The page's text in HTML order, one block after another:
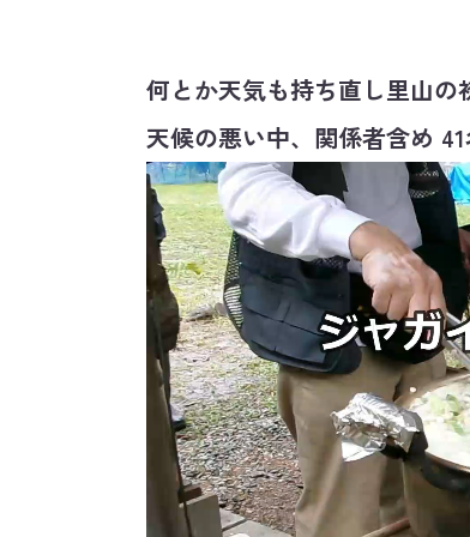
何とか天気も持ち直し里山の
天候の悪い中、関係者含め 41
動
画
プ
レ
ー
ヤ
ー